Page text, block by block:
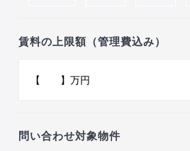
賃料の上限額（管理費込み）
問い合わせ対象物件